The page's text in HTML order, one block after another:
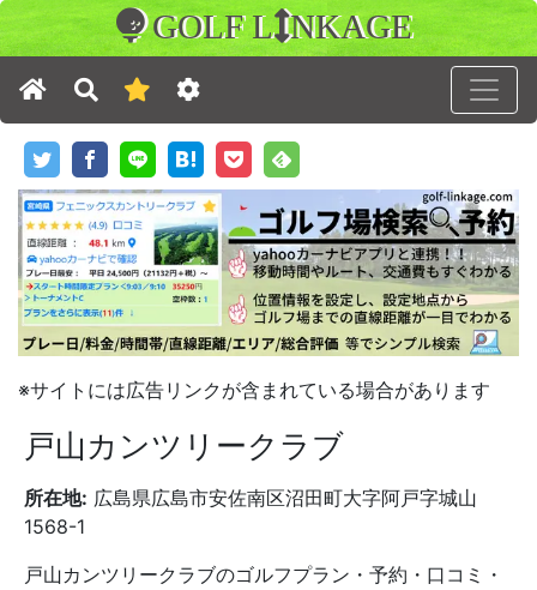
GOLF L NKAGE
※サイトには広告リンクが含まれている場合があります
戸山カンツリークラブ
所在地: 広島県広島市安佐南区沼田町大字阿戸字城山
1568-1
戸山カンツリークラブのゴルフプラン・予約・口コミ・